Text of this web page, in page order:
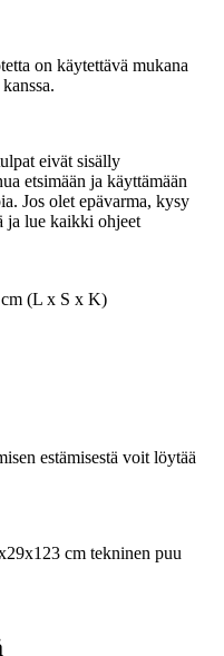
on käytettävä mukana
eivät sisälly
etsimään ja käyttämään
Jos olet epävarma, kysy
ja lue kaikki ohjeet
(L x S x K)
estämisestä voit löytää
cm tekninen puu